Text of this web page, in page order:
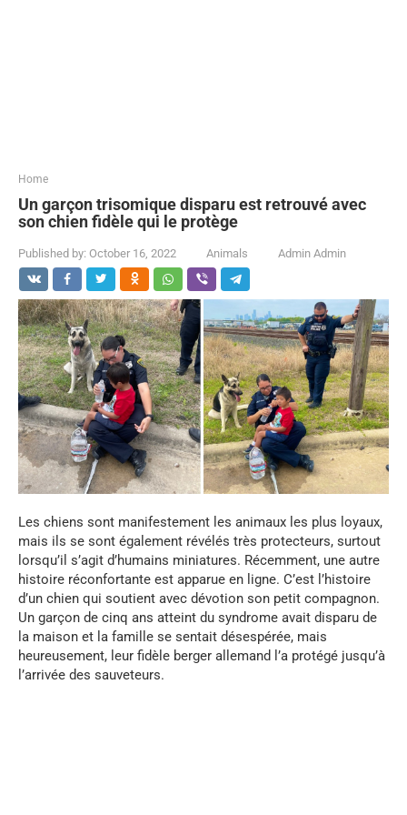
Home
Un garçon trisomique disparu est retrouvé avec
son chien fidèle qui le protège
Published by: October 16, 2022 Animals Admin Admin
Les chiens sont manifestement les animaux les plus loyaux,
mais ils se sont également révélés très protecteurs, surtout
lorsqu’il s’agit d’humains miniatures. Récemment, une autre
histoire réconfortante est apparue en ligne. C’est l’histoire
d’un chien qui soutient avec dévotion son petit compagnon.
Un garçon de cinq ans atteint du syndrome avait disparu de
la maison et la famille se sentait désespérée, mais
heureusement, leur fidèle berger allemand l’a protégé jusqu’à
l’arrivée des sauveteurs.